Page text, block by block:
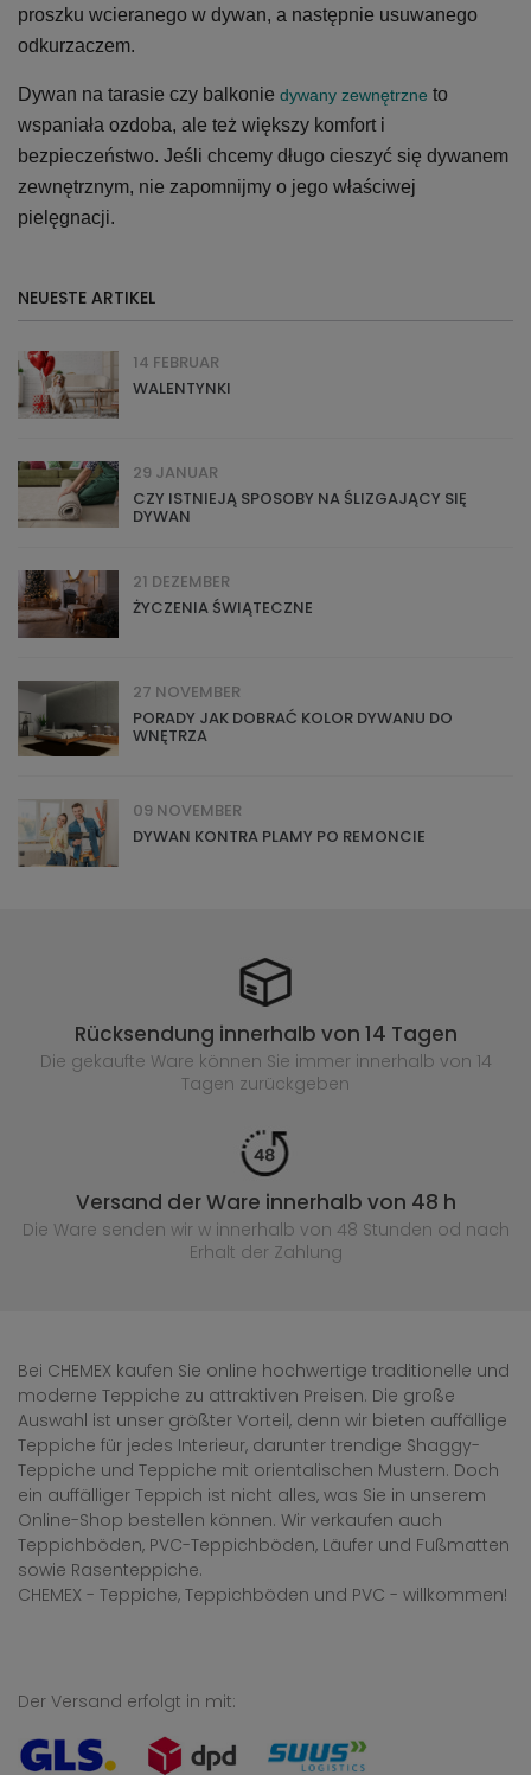
proszku wcieranego w dywan, a następnie usuwanego
odkurzaczem.
Dywan na tarasie czy balkonie dywany zewnętrzne to
wspaniała ozdoba, ale też większy komfort i
bezpieczeństwo. Jeśli chcemy długo cieszyć się dywanem
zewnętrznym, nie zapomnijmy o jego właściwej
pielęgnacji.
NEUESTE ARTIKEL
14 FEBRUAR
WALENTYNKI
29 JANUAR
CZY ISTNIEJĄ SPOSOBY NA ŚLIZGAJĄCY SIĘ
DYWAN
21 DEZEMBER
ŻYCZENIA ŚWIĄTECZNE
27 NOVEMBER
PORADY JAK DOBRAĆ KOLOR DYWANU DO
WNĘTRZA
09 NOVEMBER
DYWAN KONTRA PLAMY PO REMONCIE
Rücksendung innerhalb von 14 Tagen
Die gekaufte Ware können Sie immer innerhalb von 14
Tagen zurückgeben
Versand der Ware innerhalb von 48 h
Die Ware senden wir w innerhalb von 48 Stunden od nach
Erhalt der Zahlung
Bei CHEMEX kaufen Sie online hochwertige traditionelle und
moderne Teppiche zu attraktiven Preisen. Die große
Auswahl ist unser größter Vorteil, denn wir bieten auffällige
Teppiche für jedes Interieur, darunter trendige Shaggy-
Teppiche und Teppiche mit orientalischen Mustern. Doch
ein auffälliger Teppich ist nicht alles, was Sie in unserem
Online-Shop bestellen können. Wir verkaufen auch
Teppichböden, PVC-Teppichböden, Läufer und Fußmatten
sowie Rasenteppiche.
CHEMEX - Teppiche, Teppichböden und PVC - willkommen!
Der Versand erfolgt in mit: